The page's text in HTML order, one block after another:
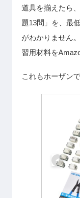
道具を揃えたら
題13問」を、最
がわかりません
習用材料を
これもホーザン